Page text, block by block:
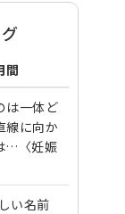
間
は一体ど
線に向か
…〈妊娠
い名前